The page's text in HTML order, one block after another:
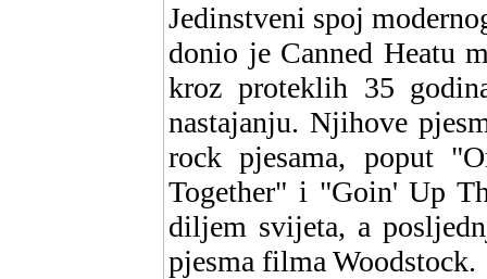
Jedinstveni spoj
donio je Canned Heatu
kroz proteklih 35
nastajanju. Njihove
rock pjesama, poput
Together" i "Goin' Up
diljem svijeta, a
pjesma filma Woodstock.